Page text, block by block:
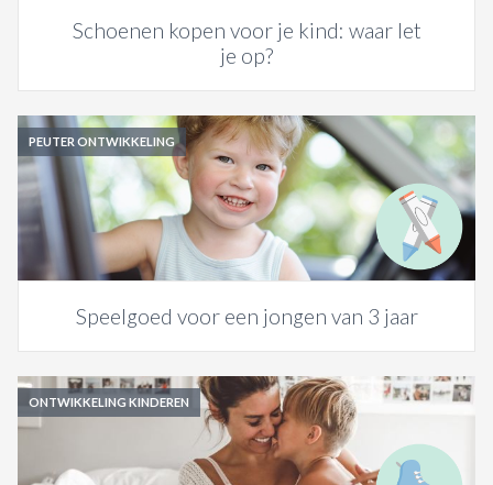
Schoenen kopen voor je kind: waar let
je op?
PEUTER ONTWIKKELING
Speelgoed voor een jongen van 3 jaar
ONTWIKKELING KINDEREN